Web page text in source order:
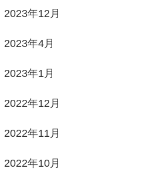
2023年12月
2023年4月
2023年1月
2022年12月
2022年11月
2022年10月